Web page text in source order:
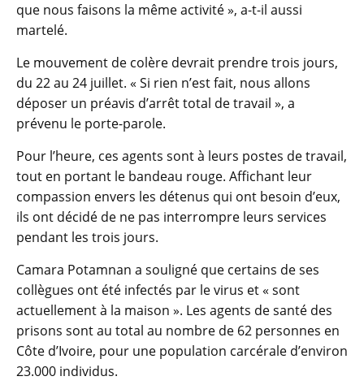
que nous faisons la même activité », a-t-il aussi
martelé.
Le mouvement de colère devrait prendre trois jours,
du 22 au 24 juillet. « Si rien n’est fait, nous allons
déposer un préavis d’arrêt total de travail », a
prévenu le porte-parole.
Pour l’heure, ces agents sont à leurs postes de travail,
tout en portant le bandeau rouge. Affichant leur
compassion envers les détenus qui ont besoin d’eux,
ils ont décidé de ne pas interrompre leurs services
pendant les trois jours.
Camara Potamnan a souligné que certains de ses
collègues ont été infectés par le virus et « sont
actuellement à la maison ». Les agents de santé des
prisons sont au total au nombre de 62 personnes en
Côte d’Ivoire, pour une population carcérale d’environ
23.000 individus.